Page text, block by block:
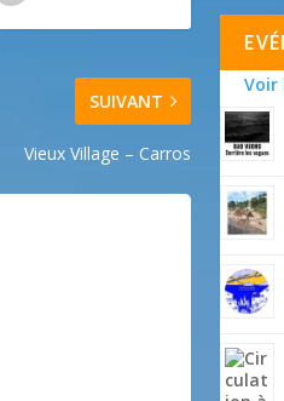
SUIVANT
Vieux Village – Carros
Voir